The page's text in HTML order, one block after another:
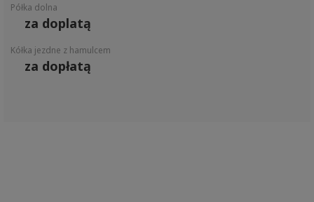
Półka dolna
za doplatą
Kółka jezdne z hamulcem
za dopłatą